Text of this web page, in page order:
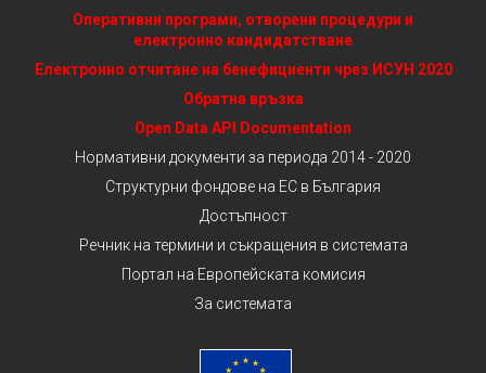
Оперативни програми, отворени процедури и
електронно кандидатстване
Електронно отчитане на бенефициенти чрез ИСУН 2020
Обратна връзка
Open Data API Documentation
Нормативни документи за периода 2014 - 2020
Структурни фондове на ЕС в България
Достъпност
Речник на термини и съкращения в системата
Портал на Европейската комисия
За системата